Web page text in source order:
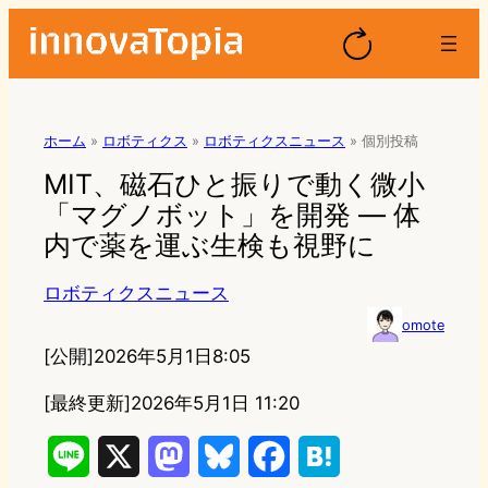
ホーム » ロボティクス » ロボティクスニュース » 個別投稿
MIT、磁石ひと振りで動く微小
「マグノボット」を開発 — 体
内で薬を運ぶ生検も視野に
ロボティクスニュース
omote
[公開]2026年5月1日8:05
[最終更新]2026年5月1日 11:20